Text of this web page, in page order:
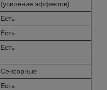
(усиление эффектов).
Есть
Есть
Есть
Сенсорные
Есть